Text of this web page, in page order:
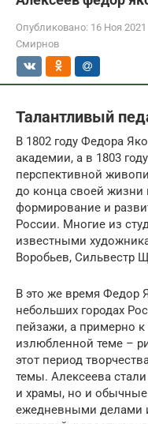
Опубликовано: 16 Ноя 2021
Смирнов
Талантливый
В 1802 году Федора
академии, а в 1803
перспективной
до конца своей жизни
формирование и
России. Многие из
известными
Воробьев, Сильвестр
В это же время Федор
небольших городах
пейзажи, а примерно к
излюбленной теме –
этот период
темы. Алексеева
и храмы, но и
ежедневными делами